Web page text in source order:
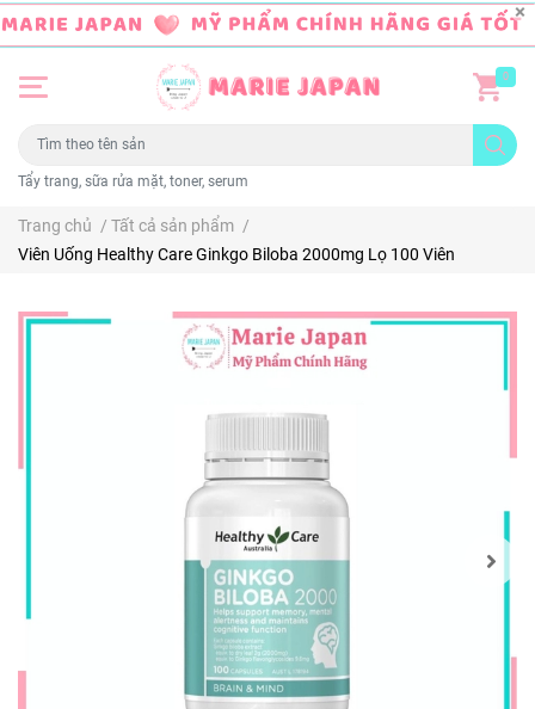
Tẩy trang, sữa rửa mặt, toner, serum
0
Trang chủ / Tất cả sản phẩm /
Viên Uống Healthy Care Ginkgo Biloba 2000mg Lọ 100 Viên